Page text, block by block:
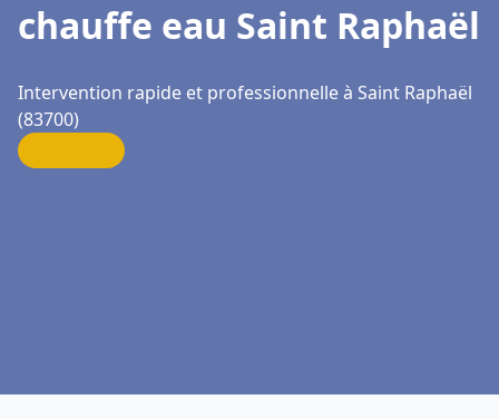
chauffe eau Saint Raphaël
Intervention rapide et professionnelle à Saint Raphaël
(83700)